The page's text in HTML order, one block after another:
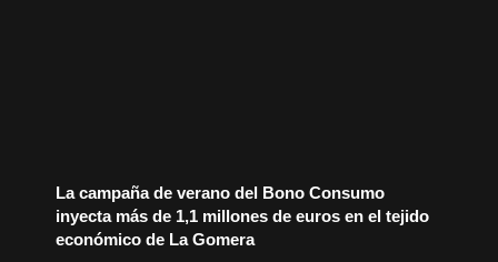
La campaña de verano del Bono Consumo
inyecta más de 1,1 millones de euros en el tejido
económico de La Gomera